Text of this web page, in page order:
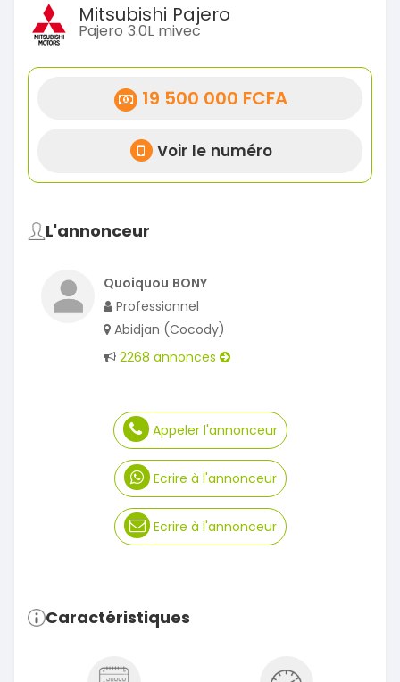
Mitsubishi Pajero
Pajero 3.0L mivec
19 500 000 FCFA
Voir le numéro
L'annonceur
Quoiquou BONY
Professionnel
Abidjan (Cocody)
2268 annonces
Appeler l'annonceur
Ecrire à l'annonceur
Ecrire à l'annonceur
Caractéristiques